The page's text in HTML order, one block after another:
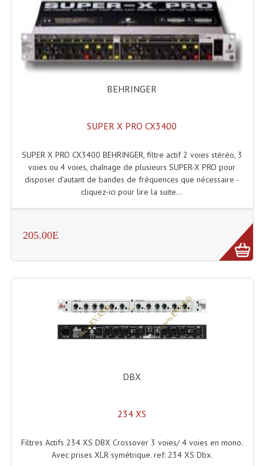
Selecteurs Audio Vidéo
Amplificateurs
Amplificateurs Multi-Canaux
Egaliseur Egaliseurs
Packs Sono
Enceintes Amplifiées Actives
Caissons De Basses
Enceinte Nomade Bluetooth
Enceintes Hifi
Enceintes Monitoring
BEHRINGER
SUPER X PRO CX3400
SUPER X PRO CX3400 BEHRINGER, filtre actif 2 voies stéréo, 3
voies ou 4 voies, chaînage de plusieurs SUPER-X PRO pour
disposer d’autant de bandes de fréquences que nécessaire -
cliquez-ici pour lire la suite...
205.00E
DBX
234 XS
Filtres Actifs 234 XS DBX Crossover 3 voies/ 4 voies en mono.
Avec prises XLR symétrique. ref: 234 XS Dbx.